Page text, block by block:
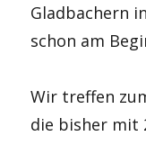
Gladbachern
schon am
Wir treffen
die bisher mit